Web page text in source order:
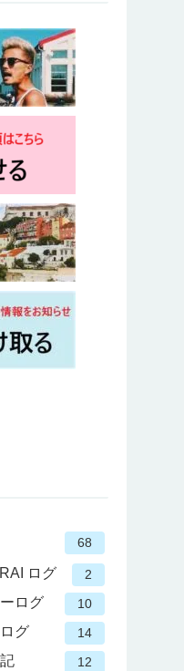
68
ログ 2
ログ 10
グ 14
12